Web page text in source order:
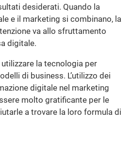
desiderati. Quando la
e il marketing si combinano, la
va allo sfruttamento
digitale.
la tecnologia per
di business. L’utilizzo dei
digitale nel marketing
molto gratificante per le
a trovare la loro formula di